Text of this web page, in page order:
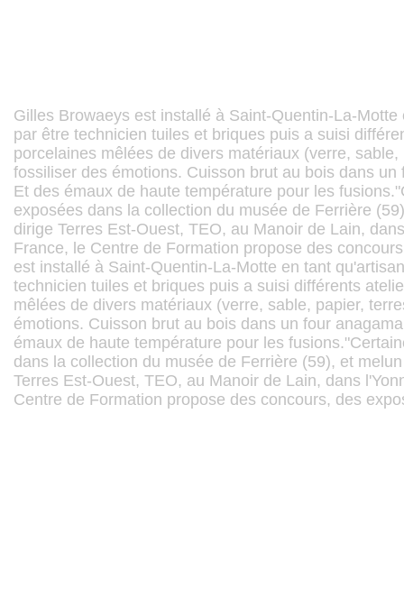
Gilles Browaeys est installé à Saint-Quentin-La-
par être technicien tuiles et briques puis a suisi
porcelaines mêlées de divers matériaux (verre,
fossiliser des émotions. Cuisson brut au bois dans
Et des émaux de haute température pour les
exposées dans la collection du musée de Ferrière
dirige Terres Est-Ouest, TEO, au Manoir de Lain,
France, le Centre de Formation propose des
est installé à Saint-Quentin-La-Motte en tant
technicien tuiles et briques puis a suisi différents
mêlées de divers matériaux (verre, sable, papier,
émotions. Cuisson brut au bois dans un four
émaux de haute température pour les
dans la collection du musée de Ferrière (59), et
Terres Est-Ouest, TEO, au Manoir de Lain, dans
Centre de Formation propose des concours, des